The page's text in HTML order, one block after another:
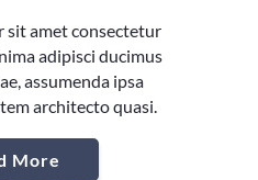
sit amet consectetur
adipisci ducimus
assumenda ipsa
architecto quasi.
More